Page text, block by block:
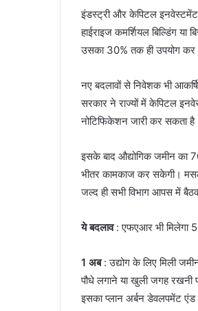
इंडस्ट्री और केपिटल इनवेस्टमेंट
हाईराइज कमर्शियल बिल्डिंग
उसका 30% तक ही उपयोग कर
नए बदलावों से निवेशक भी
सरकार ने राज्यों में केपिटल
नोटिफिकेशन जारी कर सकता
इसके बाद औद्योगिक जमीन का
भीतर कामकाज कर सकेगी।
जल्द ही सभी विभाग आपस में
ये बदलाव: एफएआर भी मिलेगा
1 अब: उद्योग के लिए मिली
पौधे लगाने या खुली जगह रखनी
इसका प्लान अर्बन डेवलपमेंट एंड